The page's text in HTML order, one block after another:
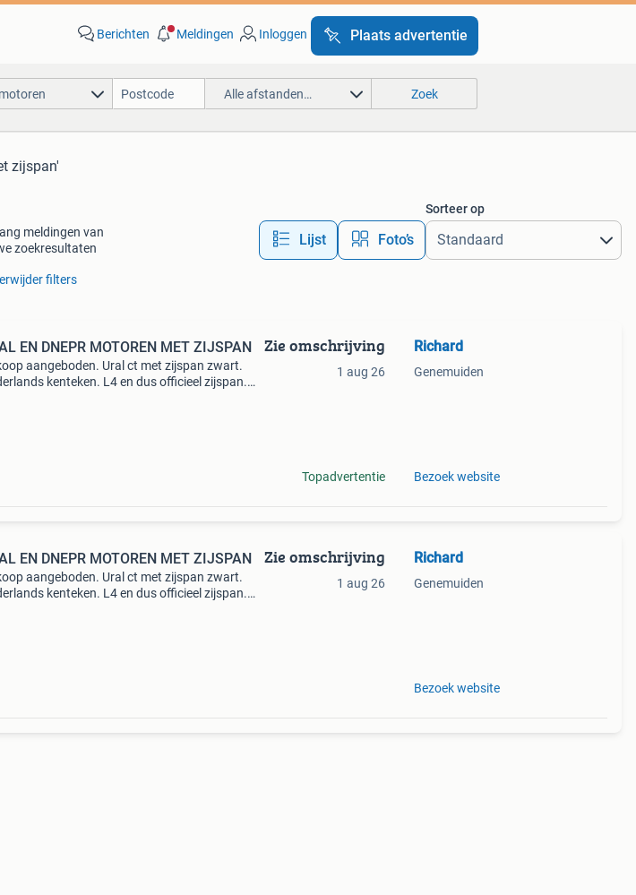
Berichten Meldingen Inloggen Plaats advertentie
Alle afstanden… Zoek
zijspan'
meldingen van
zoekresultaten
Lijst Foto’s
Sorteer op
filters
EN DNEPR MOTOREN MET ZIJSPAN
aangeboden. Ural ct met zijspan zwart.
kenteken. L4 en dus officieel zijspan.
Zie omschrijving
1 aug 26
Topadvertentie
Richard
Genemuiden
Bezoek website
EN DNEPR MOTOREN MET ZIJSPAN
aangeboden. Ural ct met zijspan zwart.
kenteken. L4 en dus officieel zijspan.
Zie omschrijving
1 aug 26
Richard
Genemuiden
Bezoek website